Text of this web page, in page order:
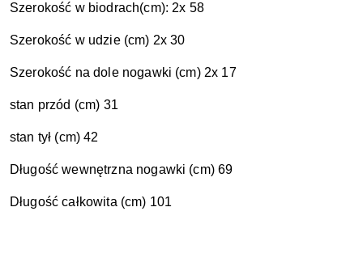
Szerokość w biodrach(cm): 2x 58
Szerokość w udzie (cm) 2x 30
Szerokość na dole nogawki (cm) 2x 17
stan przód (cm) 31
stan tył (cm) 42
Długość wewnętrzna nogawki (cm) 69
Długość całkowita (cm) 101